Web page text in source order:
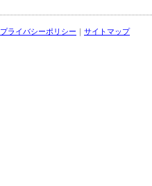
プライバシーポリシー ｜ サイトマップ